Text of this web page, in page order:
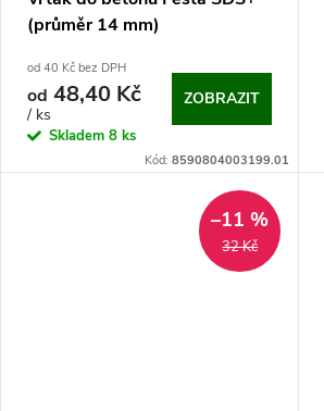
d
(průměr 14 mm)
od 40 Kč bez DPH
od 48,40 Kč
/ ks
Skladem 8 ks
ZOBRAZIT
Kód:8590804003199.01
32 Kč
–11 %